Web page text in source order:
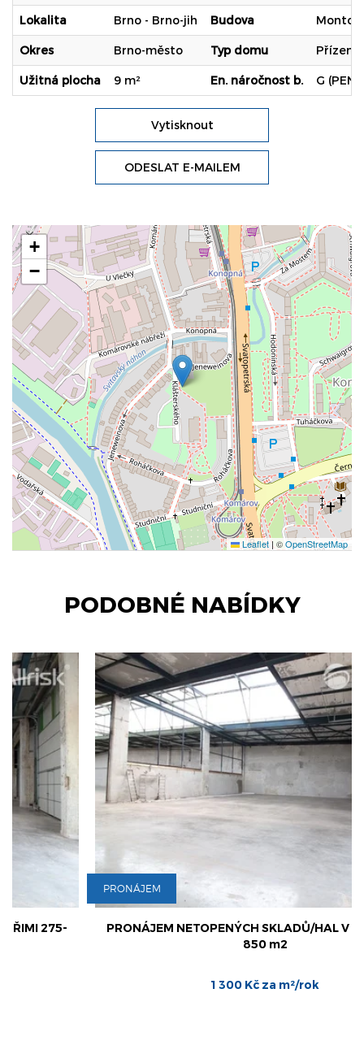
Lokalita Brno - Brno-jih Budova
Okres Brno-město Typ domu
Užitná plocha 9 m² En. náročnost b. G
Vytisknout
ODESLAT E-MAILEM
+
−
Leaflet| ©OpenStreetMap
PODOBNÉ NABÍDKY
PRONÁJEM NETOPENÝCH SKLADŮ/HAL V KUŘIMI 275-
1 300 Kč za m²/rok